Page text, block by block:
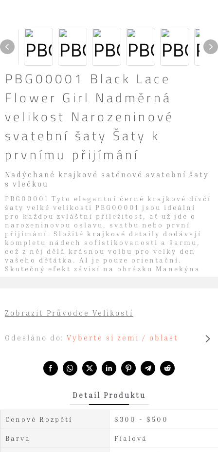
PBG00001 Black Lace
Flower Girl Nadměrná
velikost Narozeninové
svatební šaty Šaty k
prvnímu přijímání
Nadýchané krajkové saténové svatební šaty
s vlečkou
PBG00001 Tyto elegantní černé krajkové dívčí
šaty velké velikosti PBG00001 jsou ideální
pro každou zvláštní příležitost, ať už jde o
narozeninovou oslavu, svatbu nebo první
přijímání. Složité krajkové detaily dodávají
kompletu nádech sofistikovanosti a šarmu,
což z něj dělá krásnou volbu pro velký den
vašeho děťátka. AI je pouze orientační.
Skutečný efekt závisí na obrázku Manekýna
Odesláno do: Vyberte si zemi / oblast
Zobrazit Průvodce Velikostí
Detail Produktu
Cenové Rozpětí $300 - $500
Barva Fialová